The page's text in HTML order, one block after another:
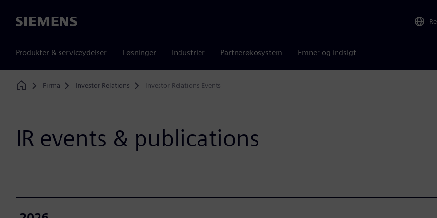
Siemens
Produkter & serviceydelser Løsninger Industrier Partnerøkosystem Emner og indsigt
Home
Firma Investor Relations Investor Relations Events
IR events & publications